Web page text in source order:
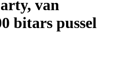
van
bitars pussel